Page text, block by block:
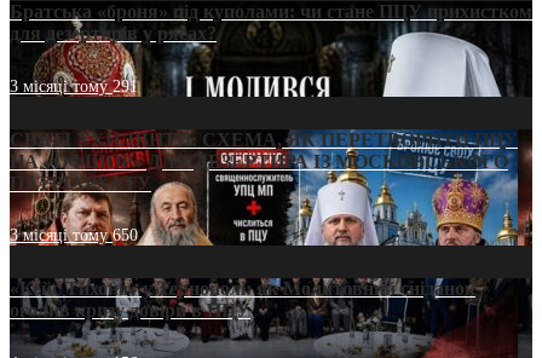
Братська «броня» під куполами: чи стане ПЦУ прихистком
для дезертирів у рясах?
3 місяці тому291
СВЯТІ УХИЛЯНТИ: СХЕМА, ЯК ПЕРЕТВОРИТИ ПЦУ
НА «ОФШОР» ДЛЯ ДЕЗЕРТИРА ІЗ МОСКОВСЬКОГО
ПАТРІАРХАТУ
3 місяці тому650
«Кейс Тихона» у Тернополі: як Молитовний сніданок
оголив кризу довіри в ПЦУ